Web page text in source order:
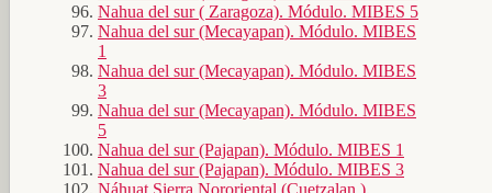
Nahua del sur ( Zaragoza). Módulo. MIBES 5
Nahua del sur (Mecayapan). Módulo. MIBES
1
Nahua del sur (Mecayapan). Módulo. MIBES
3
Nahua del sur (Mecayapan). Módulo. MIBES
5
Nahua del sur (Pajapan). Módulo. MIBES 1
Nahua del sur (Pajapan). Módulo. MIBES 3
Náhuat Sierra Nororiental (Cuetzalan ).